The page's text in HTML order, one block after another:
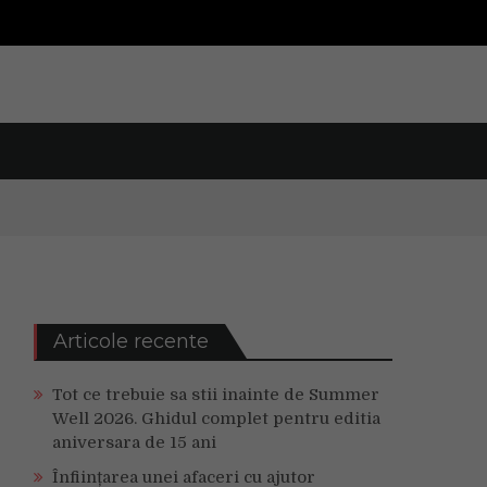
Articole recente
Tot ce trebuie sa stii inainte de Summer
Well 2026. Ghidul complet pentru editia
aniversara de 15 ani
Înființarea unei afaceri cu ajutor